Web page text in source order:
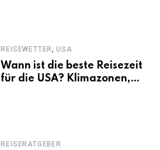
REISEWETTER,USA
Wann ist die beste Reisezeit
für die USA? Klimazonen,
REISERATGEBER